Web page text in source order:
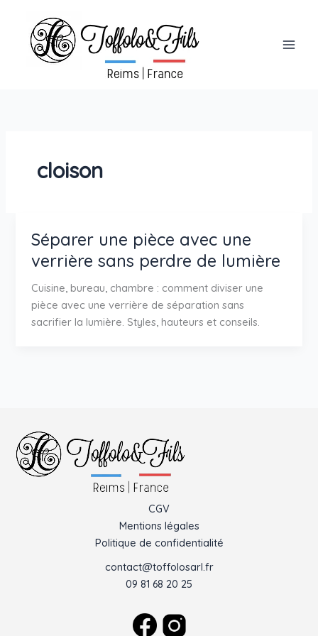
contenu
cloison
Séparer une pièce avec une
verrière sans perdre de lumière
Cuisine, bureau, chambre : comment diviser une
pièce avec une verrière de séparation sans
sacrifier la lumière. Styles, hauteurs et conseils.
CGV
Mentions légales
Politique de confidentialité
contact@toffolosarl.fr
09 81 68 20 25